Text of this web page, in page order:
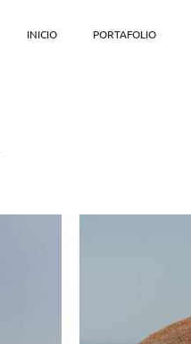
INICIO PORTAFOLIO